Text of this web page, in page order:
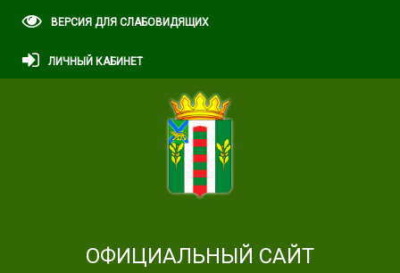
ВЕРСИЯ ДЛЯ СЛАБОВИДЯЩИХ
ЛИЧНЫЙ КАБИНЕТ
ОФИЦИАЛЬНЫЙ САЙТ